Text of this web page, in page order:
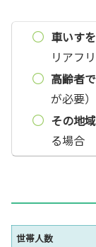
車いす
リアフ
高齢者
が必要）
その地
る場合
世帯人数